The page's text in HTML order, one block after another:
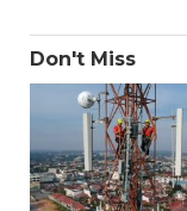
Don't Miss